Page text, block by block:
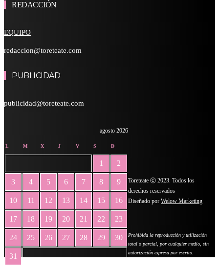
REDACCIÓN
EQUIPO
redaccion@toreteate.com
PUBLICIDAD
publicidad@toreteate.com
agosto 2026
L M X J V S D
1 2
3 4 5 6 7 8 9
10 11 12 13 14 15 16
17 18 19 20 21 22 23
24 25 26 27 28 29 30
31
Toreteate Ⓒ 2023. Todos los
derechos reservados
Diseñado por Welow Marketing
Prohibida la reproducción y utilización
total o parcial, por cualquier medio, sin
autorización expresa por escrito.